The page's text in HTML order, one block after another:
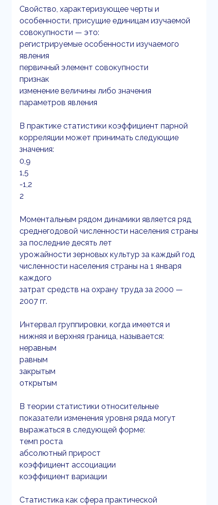
Свойство, характеризующее черты и
особенности, присущие единицам изучаемой
совокупности — это:
регистрируемые особенности изучаемого
явления
первичный элемент совокупности
признак
изменение величины либо значения
параметров явления
В практике статистики коэффициент парной
корреляции может принимать следующие
значения:
0,9
1,5
-1,2
2
Моментальным рядом динамики является ряд
среднегодовой численности населения страны
за последние десять лет
урожайности зерновых культур за каждый год
численности населения страны на 1 января
каждого
затрат средств на охрану труда за 2000 —
2007 гг.
Интервал группировки, когда имеется и
нижняя и верхняя граница, называется:
неравным
равным
закрытым
открытым
В теории статистики относительные
показатели изменения уровня ряда могут
выражаться в следующей форме:
темп роста
абсолютный прирост
коэффициент ассоциации
коэффициент вариации
Статистика как сфера практической